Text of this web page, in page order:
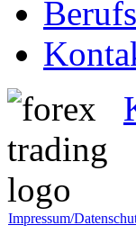
Impressum/